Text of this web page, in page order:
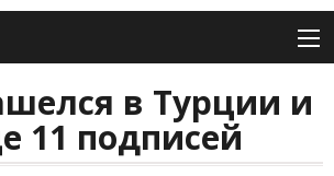
в Турции и
11 подписей